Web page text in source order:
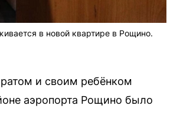
в новой квартире в Рощино.
и своим ребёнком
аэропорта Рощино было